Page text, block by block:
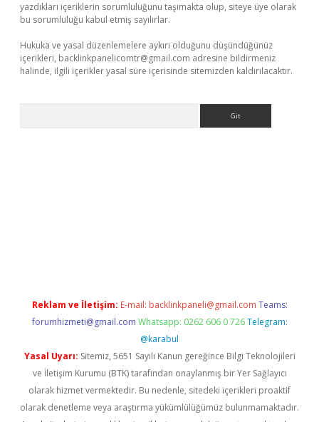
yazdıkları içeriklerin sorumluluğunu taşımakta olup, siteye üye olarak
bu sorumluluğu kabul etmiş sayılırlar.
Hukuka ve yasal düzenlemelere aykırı olduğunu düşündüğünüz
içerikleri, backlinkpanelicomtr@gmail.com adresine bildirmeniz
halinde, ilgili içerikler yasal süre içerisinde sitemizden kaldırılacaktır.
Reklam ve İletişim: E-mail: backlinkpaneli@gmail.com Teams:
forumhizmeti@gmail.com Whatsapp: 0262 606 0 726 Telegram:
@karabul
Yasal Uyarı: Sitemiz, 5651 Sayılı Kanun gereğince Bilgi Teknolojileri
ve İletişim Kurumu (BTK) tarafından onaylanmış bir Yer Sağlayıcı
olarak hizmet vermektedir. Bu nedenle, sitedeki içerikleri proaktif
olarak denetleme veya araştırma yükümlülüğümüz bulunmamaktadır.